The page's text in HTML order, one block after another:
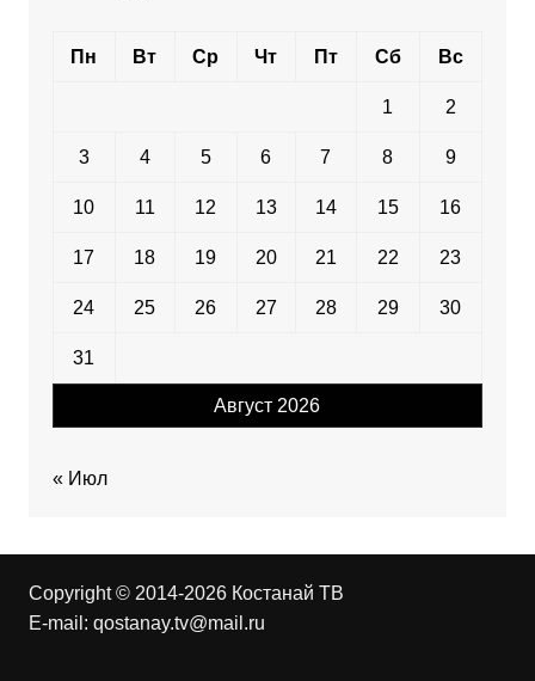
Август 2026
Пн Вт Ср Чт Пт Сб Вс
1 2
3 4 5 6 7 8 9
10 11 12 13 14 15 16
17 18 19 20 21 22 23
24 25 26 27 28 29 30
31
« Июл
Copyright © 2014-2026 Костанай ТВ
E-mail: qostanay.tv@mail.ru